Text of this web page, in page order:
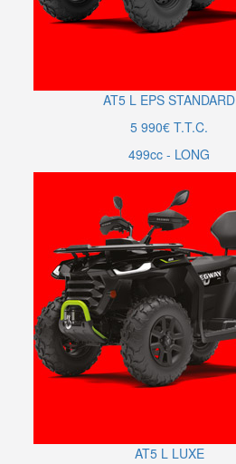
AT5 L EPS STANDARD
5 990€ T.T.C.
499cc - LONG
AT5 L LUXE